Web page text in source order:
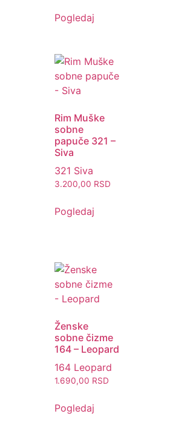
Pogledaj
Rim Muške
sobne
papuče 321 –
Siva
321 Siva
3.200,00 RSD
Pogledaj
Ženske
sobne čizme
164 – Leopard
164 Leopard
1.690,00 RSD
Pogledaj